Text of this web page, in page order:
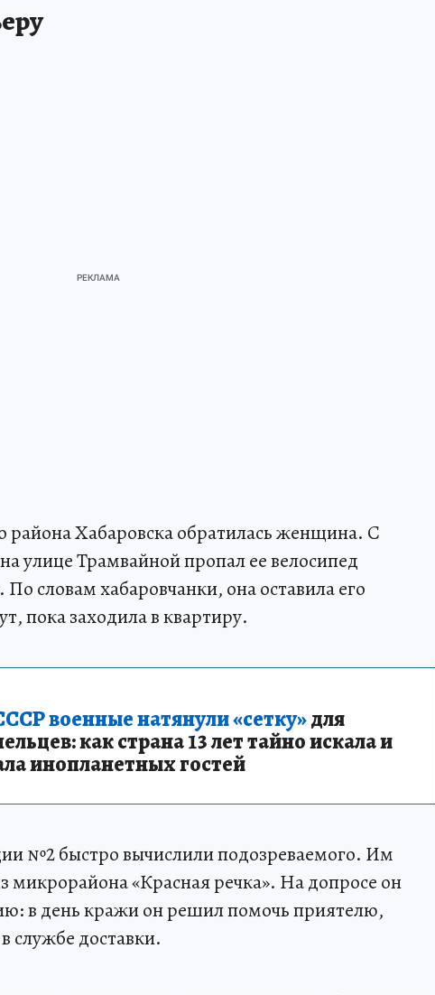
Хабаровска обратилась женщина. С
улице Трамвайной пропал ее велосипед
словам хабаровчанки, она оставила его
пока заходила в квартиру.
военные натянули «сетку»для
как страна 13 лет тайно искала и
инопланетных гостей
№2 быстро вычислили подозреваемого. Им
микрорайона «Красная речка». На допросе он
в день кражи он решил помочь приятелю,
службе доставки.